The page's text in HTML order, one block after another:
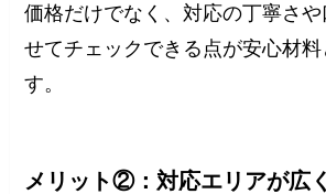
価格だけでなく、対応の丁寧さ
せてチェックできる点が安心材料
す。
メリット②：対応エリアが広